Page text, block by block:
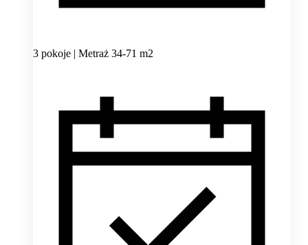
3 pokoje | Metraż 34-71 m2